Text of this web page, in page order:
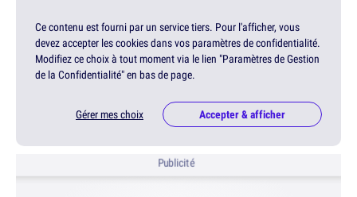
Ce contenu est fourni par un service tiers. Pour l'afficher, vous
devez accepter les cookies dans vos paramètres de confidentialité.
Modifiez ce choix à tout moment via le lien "Paramètres de Gestion
de la Confidentialité" en bas de page.
Gérer mes choix Accepter & afficher
Publicité